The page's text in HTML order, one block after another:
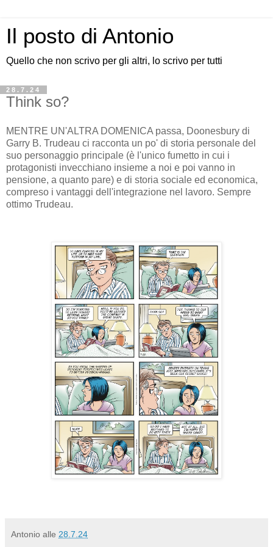
Il posto di Antonio
Quello che non scrivo per gli altri, lo scrivo per tutti
28.7.24
Think so?
MENTRE UN'ALTRA DOMENICA passa, Doonesbury di
Garry B. Trudeau ci racconta un po' di storia personale del
suo personaggio principale (è l'unico fumetto in cui i
protagonisti invecchiano insieme a noi e poi vanno in
pensione, a quanto pare) e di storia sociale ed economica,
compreso i vantaggi dell'integrazione nel lavoro. Sempre
ottimo Trudeau.
Antonio alle 28.7.24